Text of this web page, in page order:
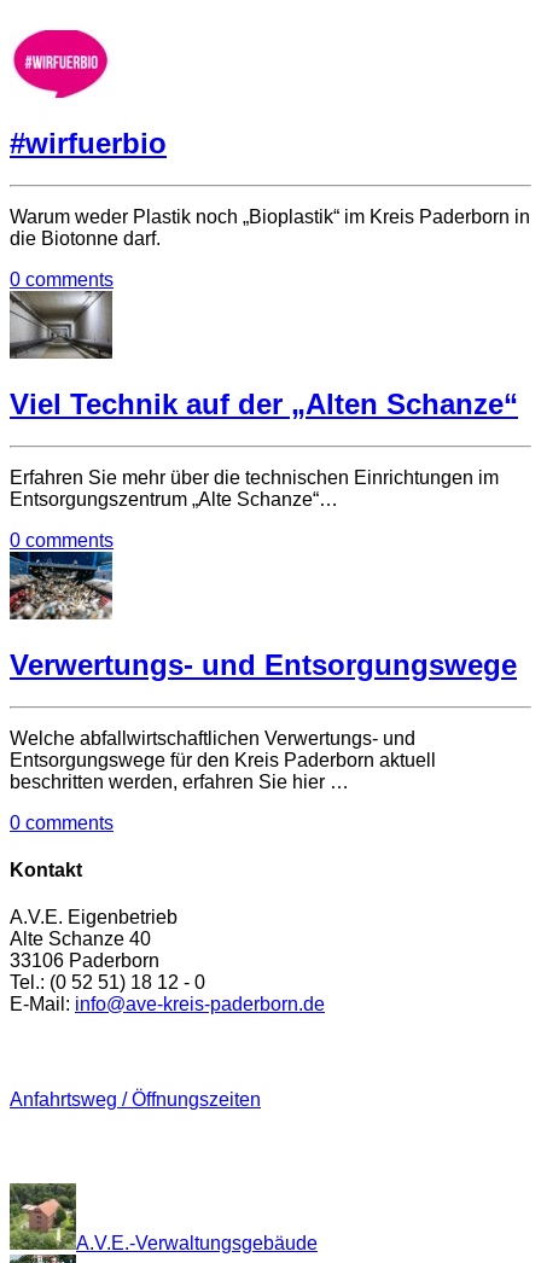
#wirfuerbio
Warum weder Plastik noch „Bioplastik“ im Kreis Paderborn in
die Biotonne darf.
0 comments
Viel Technik auf der „Alten Schanze“
Erfahren Sie mehr über die technischen Einrichtungen im
Entsorgungszentrum „Alte Schanze“…
0 comments
Verwertungs- und Entsorgungswege
Welche abfallwirtschaftlichen Verwertungs- und
Entsorgungswege für den Kreis Paderborn aktuell
beschritten werden, erfahren Sie hier …
0 comments
Kontakt
A.V.E. Eigenbetrieb
Alte Schanze 40
33106 Paderborn
Tel.: (0 52 51) 18 12 - 0
E-Mail: info@ave-kreis-paderborn.de
Anfahrtsweg / Öffnungszeiten
A.V.E.-Verwaltungsgebäude